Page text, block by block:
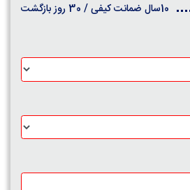
10سال ضمانت کیفی / 30 روز بازگشت